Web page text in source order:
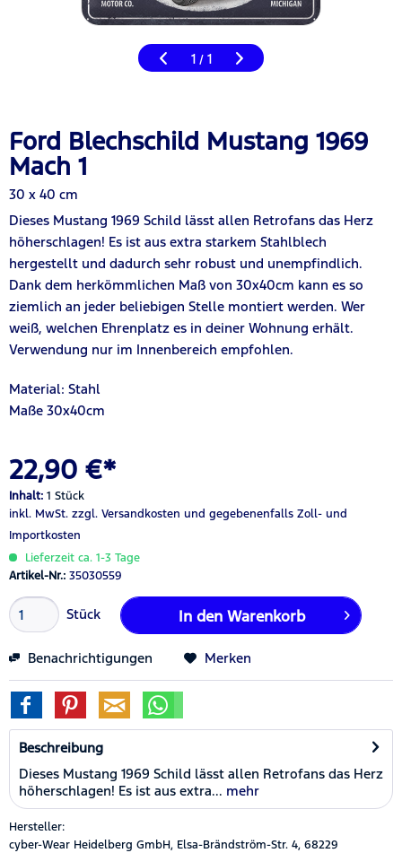
1 / 1
Ford Blechschild Mustang 1969
Mach 1
30 x 40 cm
Dieses Mustang 1969 Schild lässt allen Retrofans das Herz
höherschlagen! Es ist aus extra starkem Stahlblech
hergestellt und dadurch sehr robust und unempfindlich.
Dank dem herkömmlichen Maß von 30x40cm kann es so
ziemlich an jeder beliebigen Stelle montiert werden. Wer
weiß, welchen Ehrenplatz es in deiner Wohnung erhält.
Verwendung nur im Innenbereich empfohlen.
Material: Stahl
Maße 30x40cm
22,90 €*
Inhalt: 1 Stück
inkl. MwSt. zzgl. Versandkosten und gegebenenfalls Zoll- und
Importkosten
Lieferzeit ca. 1-3 Tage
Artikel-Nr.: 35030559
Stück In den Warenkorb
Benachrichtigungen Merken
Beschreibung
Dieses Mustang 1969 Schild lässt allen Retrofans das Herz
höherschlagen! Es ist aus extra... mehr
Hersteller:
cyber-Wear Heidelberg GmbH, Elsa-Brändström-Str. 4, 68229